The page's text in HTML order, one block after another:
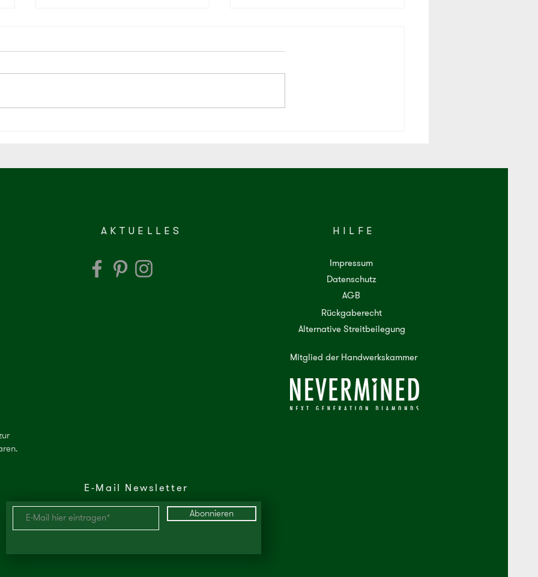
AKTUELLES HILFE
Impressum
Datenschutz
AGB
Rückgaberecht
Alternative Streitbeilegung
Mitglied der Handwerkskammer
E-Mail Newsletter
Abonnieren